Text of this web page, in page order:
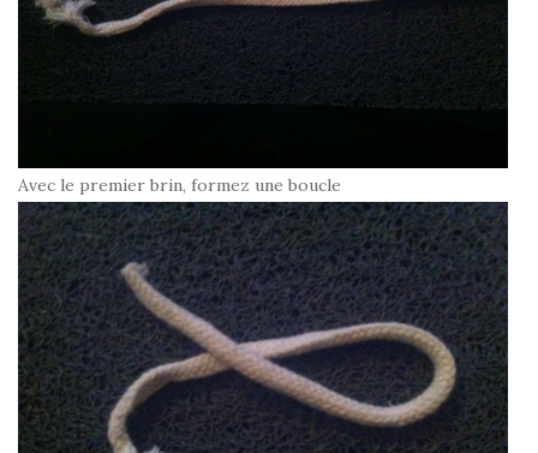
Avec le premier brin, formez une boucle